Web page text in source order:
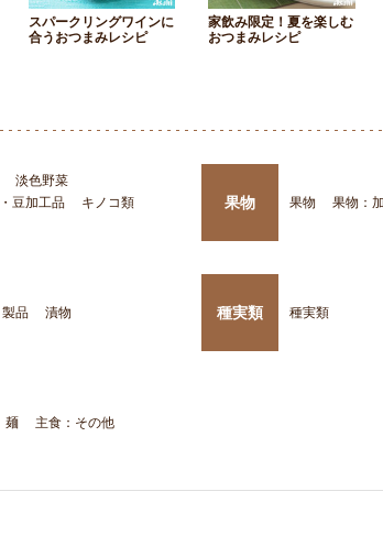
スパークリングワインに
合うおつまみレシピ
家飲み限定！夏を楽しむ
おつまみレシピ
淡色野菜
豆加工品
キノコ類
果物 果物 果物：
品 漬物 種実類 種実類
麺 主食：その他